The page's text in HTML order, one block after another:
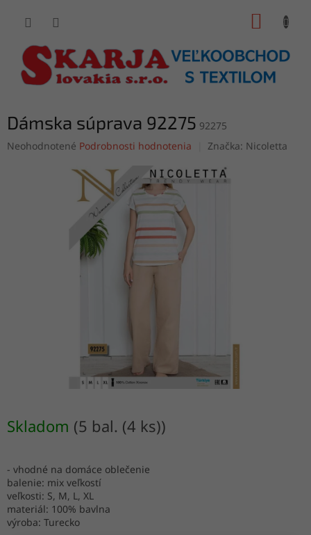
Dámska súprava 92275 92275
Priemerné
Neohodnotené Podrobnosti hodnotenia Značka: Nicoletta
Skladom (5 bal. (4 ks))
- vhodné na domáce oblečenie
balenie: mix veľkostí
veľkosti: S, M, L, XL
materiál: 100% bavlna
výroba: Turecko